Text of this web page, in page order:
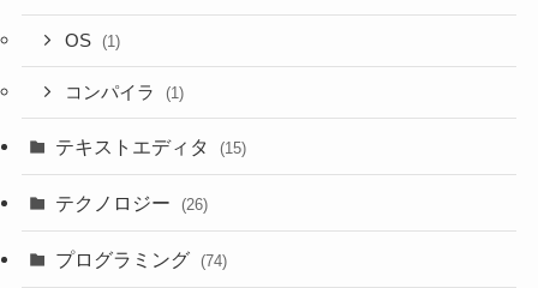
OS (1)
コンパイラ (1)
テキストエディタ (15)
テクノロジー (26)
プログラミング (74)